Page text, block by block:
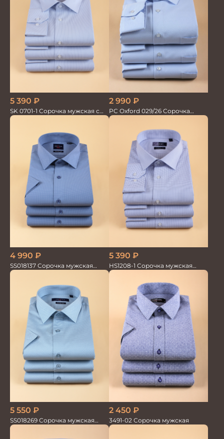
5 390 ₽
SK 0701-1 Сорочка мужская с
шёлком
2 990 ₽
PC Oxford 029/26 Сорочка
4 990 ₽
SS018137 Сорочка мужская
кор.рукав GROSTYLE TRENDY
5 390 ₽
HS1208-1 Сорочка мужская
голубая мел.клетка
5 550 ₽
SS018269 Сорочка мужская
кор.рукав GROSTYLE PRIME
2 450 ₽
3491-02 Сорочка мужская